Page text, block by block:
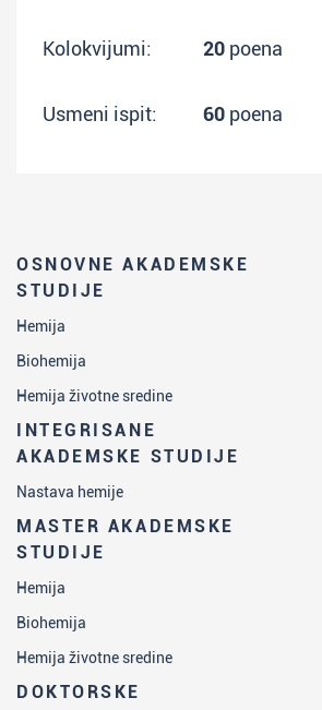
OSNOVNE AKADEMSKE
STUDIJE
Hemija
Biohemija
Hemija životne sredine
INTEGRISANE
AKADEMSKE STUDIJE
Nastava hemije
MASTER AKADEMSKE
STUDIJE
Hemija
Biohemija
Hemija životne sredine
DOKTORSKE
Kolokvijumi: 20 poena
Usmeni ispit: 60 poena